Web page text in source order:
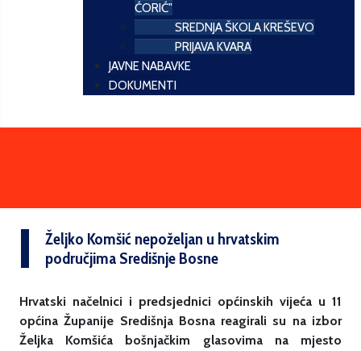
ĆORIĆ"
SREDNJA ŠKOLA KREŠEVO
PRIJAVA KVARA
JAVNE NABAVKE
DOKUMENTI
Željko Komšić nepoželjan u hrvatskim
područjima Središnje Bosne
Hrvatski načelnici i predsjednici općinskih vijeća u 11
općina Županije Središnja Bosna reagirali su na izbor
Željka Komšića bošnjačkim glasovima na mjesto